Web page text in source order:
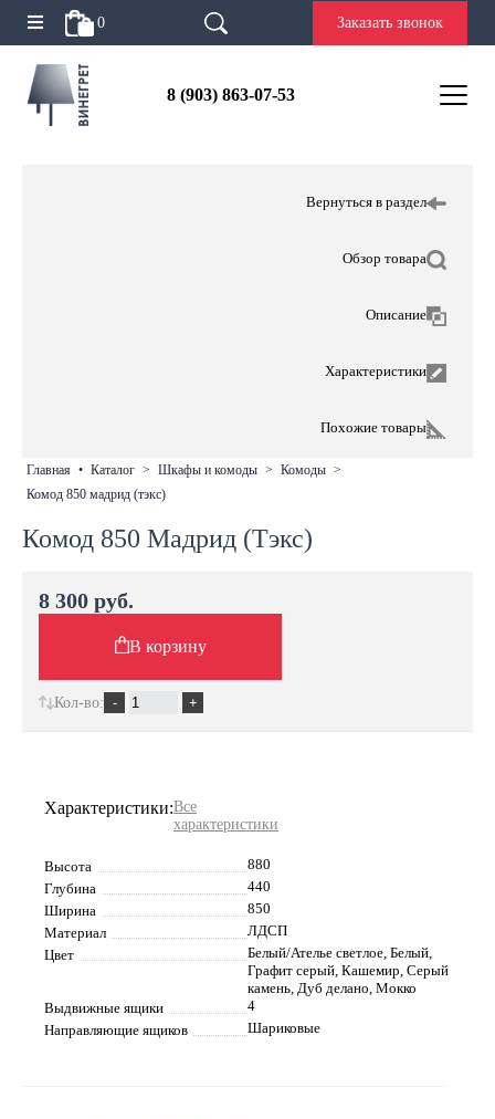
0 Заказать звонок
8 (903) 863-07-53
Вернуться в раздел
Обзор товара
Описание
Характеристики
Похожие товары
главная • каталог > шкафы и комоды > комоды >
комод 850 мадрид (тэкс)
Комод 850 Мадрид (Тэкс)
Характеристики:Все
характеристики
Высота
880
Глубина
440
Ширина
850
Материал
ЛДСП
Цвет
Белый/Ателье светлое, Белый,
Графит серый, Кашемир, Серый
камень, Дуб делано, Мокко
Выдвижные ящики
4
Направляющие ящиков
Шариковые
8 300 руб.
В корзину
Кол-во: